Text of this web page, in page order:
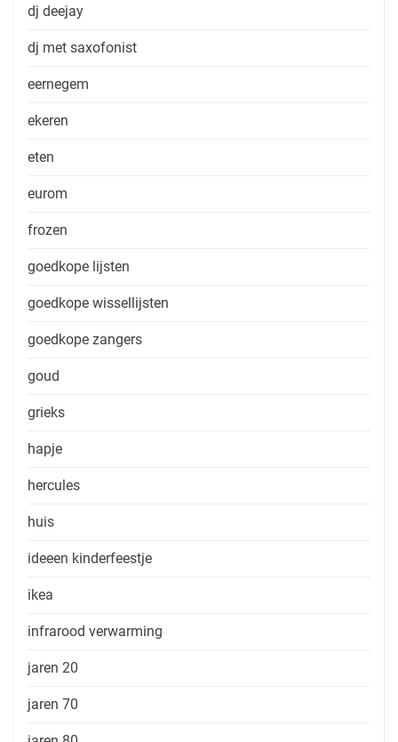
dj deejay
dj met saxofonist
eernegem
ekeren
eten
eurom
frozen
goedkope lijsten
goedkope wissellijsten
goedkope zangers
goud
grieks
hapje
hercules
huis
ideeen kinderfeestje
ikea
infrarood verwarming
jaren 20
jaren 70